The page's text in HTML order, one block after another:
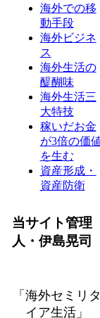
海外での移
動手段
海外ビジネ
ス
海外生活の
醍醐味
海外生活三
大特技
稼いだお金
が3倍の価
を生む
資産形成・
資産防衛
当サイト管理
人・伊島晃司
「海外セミリタ
イア生活」